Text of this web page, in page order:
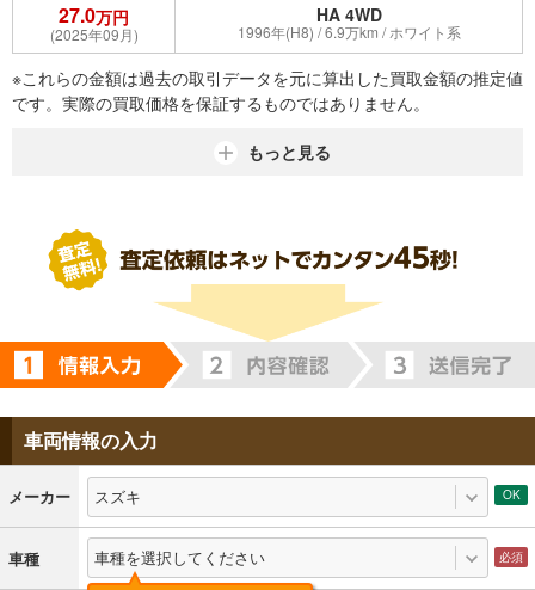
27.0万円
(2025年09月)
HA 4WD
1996年(H8) / 6.9万km / ホワイト系
※これらの金額は過去の取引データを元に算出した買取金額の推定値
です。実際の買取価格を保証するものではありません。
もっと見る
車両情報の入力
メーカー スズキ
車種 車種を選択してください